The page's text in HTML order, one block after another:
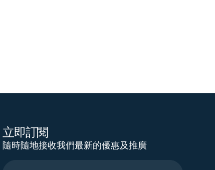
立即訂閱
隨時隨地接收我們最新的優惠及推廣